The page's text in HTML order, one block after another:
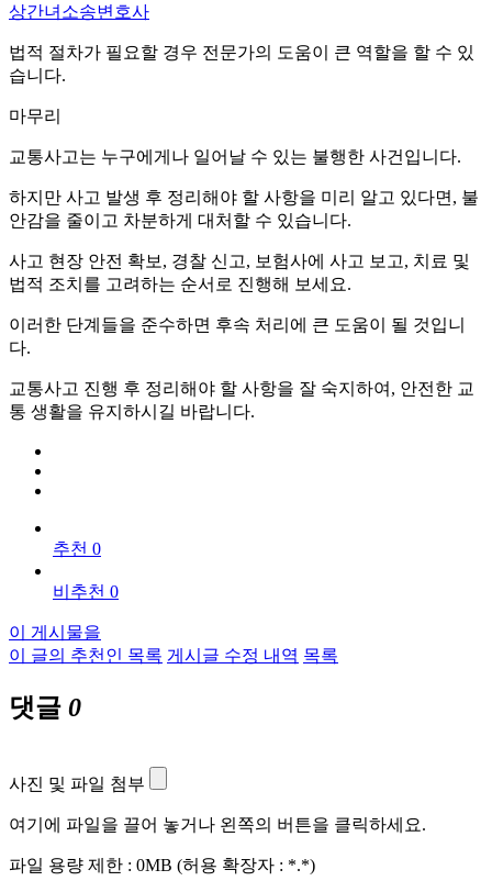
상간녀소송변호사
법적 절차가 필요할 경우 전문가의 도움이 큰 역할을 할 수 있
습니다.
마무리
교통사고는 누구에게나 일어날 수 있는 불행한 사건입니다.
하지만 사고 발생 후 정리해야 할 사항을 미리 알고 있다면, 불
안감을 줄이고 차분하게 대처할 수 있습니다.
사고 현장 안전 확보, 경찰 신고, 보험사에 사고 보고, 치료 및
법적 조치를 고려하는 순서로 진행해 보세요.
이러한 단계들을 준수하면 후속 처리에 큰 도움이 될 것입니
다.
교통사고 진행 후 정리해야 할 사항을 잘 숙지하여, 안전한 교
통 생활을 유지하시길 바랍니다.
추천 0
비추천 0
이 게시물을
이 글의 추천인 목록 게시글 수정 내역 목록
댓글 0
사진 및 파일 첨부
여기에 파일을 끌어 놓거나 왼쪽의 버튼을 클릭하세요.
파일 용량 제한 : 0MB (허용 확장자 : *.*)